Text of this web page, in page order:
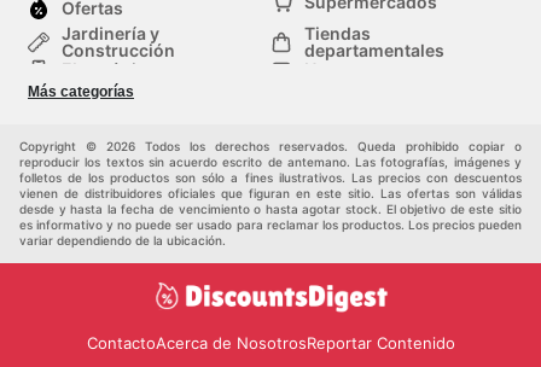
Ofertas
Jardinería y
Construcción
Tiendas
departamentales
Electrónica
Hogar
Salud y Belleza
Otros
Más categorías
Copyright © 2026 Todos los derechos reservados. Queda prohibido copiar o
reproducir los textos sin acuerdo escrito de antemano. Las fotografías, imágenes y
folletos de los productos son sólo a fines ilustrativos. Las precios con descuentos
vienen de distribuidores oficiales que figuran en este sitio. Las ofertas son válidas
desde y hasta la fecha de vencimiento o hasta agotar stock. El objetivo de este sitio
es informativo y no puede ser usado para reclamar los productos. Los precios pueden
variar dependiendo de la ubicación.
ContactoAcerca de NosotrosReportar Contenido